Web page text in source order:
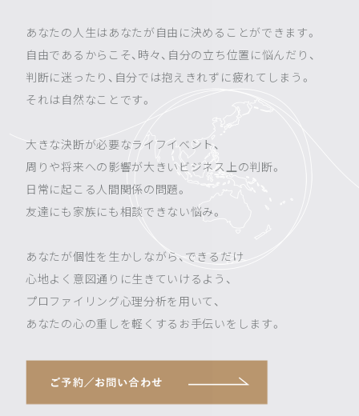
あなたの人生はあなたが自由に決めることができます。
自由であるからこそ、時々、自分の立ち位置に悩んだり、
判断に迷ったり、自分では抱えきれずに疲れてしまう。
それは自然なことです。
大きな決断が必要なライフイベント、
周りや将来への影響が大きいビジネス上の判断。
日常に起こる人間関係の問題。
友達にも家族にも相談できない悩み。
あなたが個性を生かしながら、できるだけ
心地よく意図通りに生きていけるよう、
プロファイリング心理分析を用いて、
あなたの心の重しを軽くするお手伝いをします。